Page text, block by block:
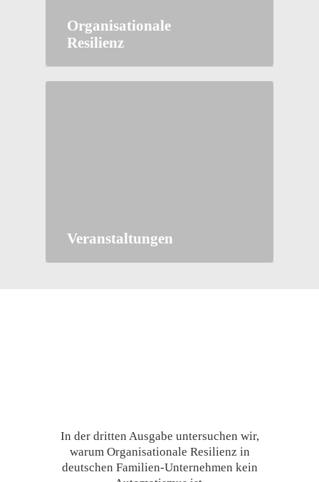
Organisationale
Resilienz
Veranstaltungen
In der dritten Ausgabe untersuchen wir,
warum Organisationale Resilienz in
deutschen Familien-Unternehmen kein